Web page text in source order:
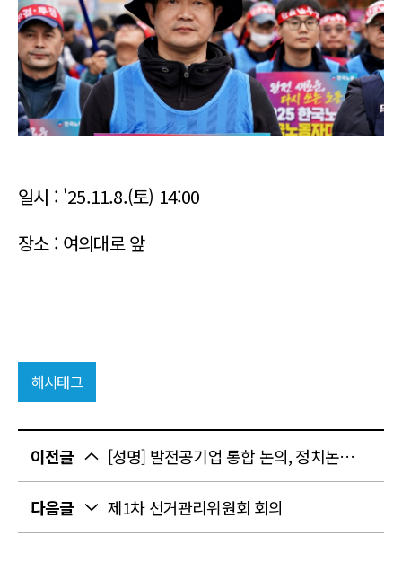
일시 : '25.11.8.(토) 14:00
장소 : 여의대로 앞
해시태그
이전글 [성명] 발전공기업 통합 논의, 정치논리로 흘러 가서는 안된다.
다음글 제1차 선거관리위원회 회의